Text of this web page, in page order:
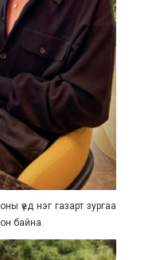
үед нэг газарт зургаа
байна.